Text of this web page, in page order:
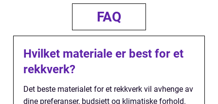
FAQ
Hvilket materiale er best for et
rekkverk?
Det beste materialet for et rekkverk vil avhenge av
dine preferanser, budsjett og klimatiske forhold.